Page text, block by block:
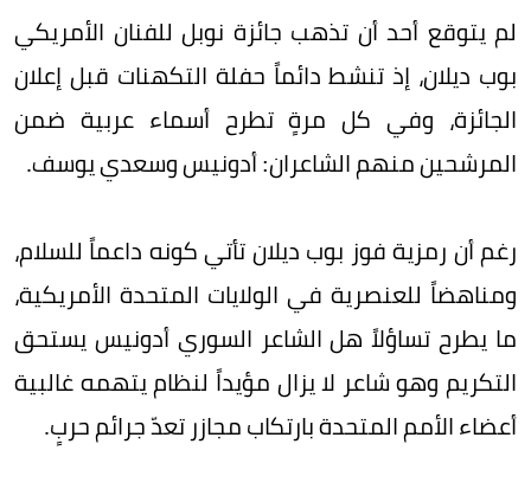
لم يتوقع أحد أن تذهب جائزة نوبل للفنان الأمريكي
بوب ديلان، إذ تنشط دائماً حفلة التكهنات قبل إعلان
الجائزة، وفي كل مرةٍ تطرح أسماء عربية ضمن
المرشحين منهم الشاعران: أدونيس وسعدي يوسف.
رغم أن رمزية فوز بوب ديلان تأتي كونه داعماً للسلام،
ومناهضاً للعنصرية في الولايات المتحدة الأمريكية،
ما يطرح تساؤلاً هل الشاعر السوري أدونيس يستحق
التكريم وهو شاعر لا يزال مؤيداً لنظام يتهمه غالبية
أعضاء الأمم المتحدة بارتكاب مجازر تعدّ جرائم حربٍ.